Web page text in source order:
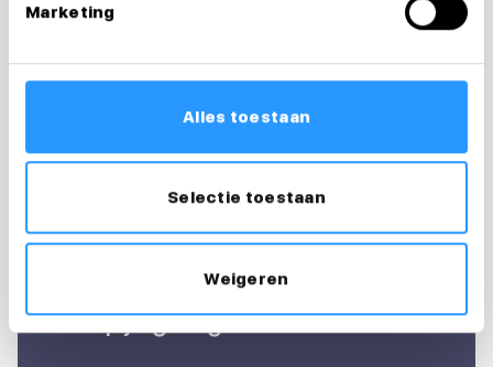
Marketing
Alles toestaan
Selectie toestaan
Weigeren
Vragen over je
sollicitatie?
Ik help je graag